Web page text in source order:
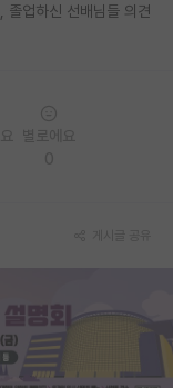
졸업하신 선배님들 의견